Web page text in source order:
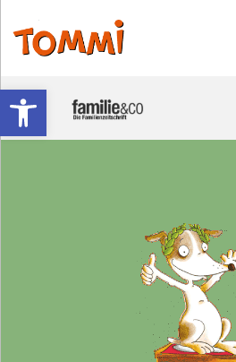
Werkzeugleiste öffnen